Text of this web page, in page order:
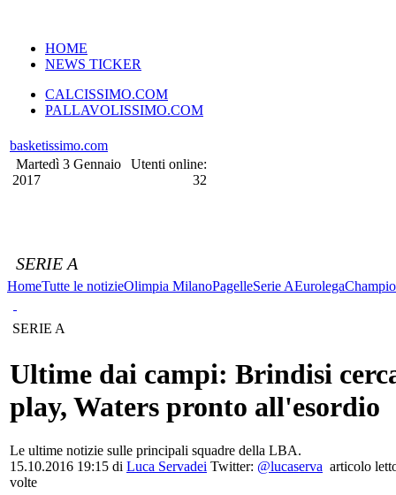
HOME
NEWS TICKER
CALCISSIMO.COM
PALLAVOLISSIMO.COM
basketissimo.com
Martedì 3 Gennaio
2017
Utenti online:
32
SERIE A
HomeTutte le notizieOlimpia MilanoPagelleSerie AEurolega
SERIE A
Ultime dai campi: Brindisi
play, Waters pronto all'esordio
Le ultime notizie sulle principali squadre della LBA.
15.10.2016 19:15 di Luca Servadei Twitter: @lucaserva articolo
volte